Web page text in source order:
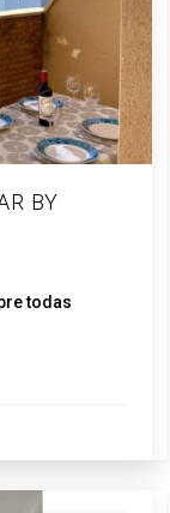
BY
todas